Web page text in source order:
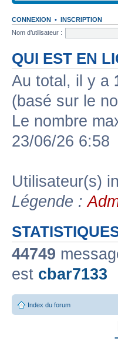
CONNEXION • INSCRIPTION
Nom d’utilisateur :
QUI EST EN
Au total, il y a
(basé sur le
Le nombre
23/06/26 6:58
Utilisateur(s)
Légende :
44749
est cbar7133
Index du forum